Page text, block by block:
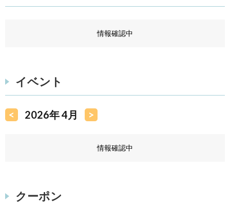
情報確認中
イベント
< 2026年 4月 >
情報確認中
クーポン